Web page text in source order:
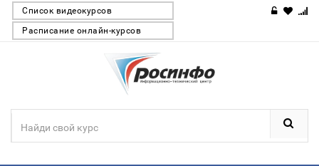
Список видеокурсов
Расписание онлайн-курсов